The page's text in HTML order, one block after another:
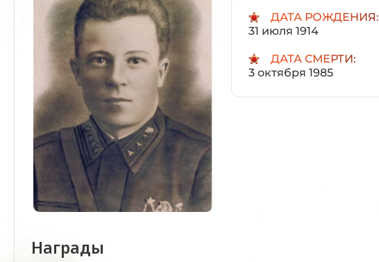
ДАТА РОЖДЕНИЯ:
31 июля 1914
ДАТА СМЕРТИ:
3 октября 1985
Награды